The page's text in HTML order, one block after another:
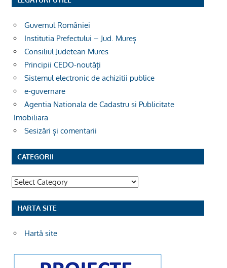
Guvernul României
Institutia Prefectului – Jud. Mureș
Consiliul Judetean Mures
Principii CEDO-noutăți
Sistemul electronic de achizitii publice
e-guvernare
Agentia Nationala de Cadastru si Publicitate
Imobiliara
Sesizări și comentarii
CATEGORII
Categorii
HARTA SITE
Hartă site